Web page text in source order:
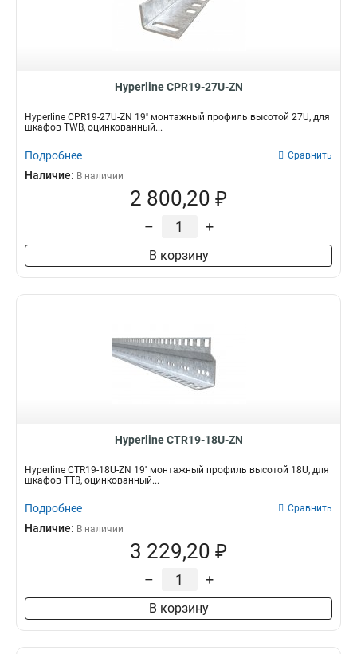
Hyperline CPR19-27U-ZN
Hyperline CPR19-27U-ZN 19'' монтажный профиль высотой 27U, для
шкафов TWB, оцинкованный...
Подробнее Сравнить
Наличие: В наличии
2 800,20 ₽
– +
В корзину
Hyperline CTR19-18U-ZN
Hyperline CTR19-18U-ZN 19'' монтажный профиль высотой 18U, для
шкафов TTB, оцинкованный...
Подробнее Сравнить
Наличие: В наличии
3 229,20 ₽
– +
В корзину